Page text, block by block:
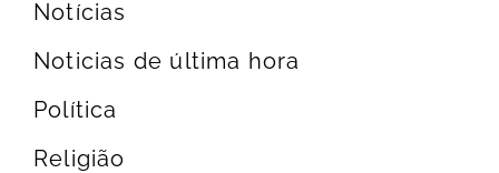
Notícias
Noticias de última hora
Política
Religião